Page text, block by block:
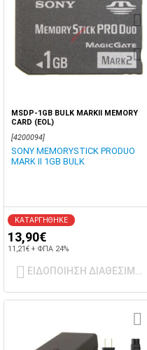
MSDP-1GB BULK MARKII MEMORY
CARD (EOL)
[4200094]
SONY MEMORYSTICK PRODUO
MARK II 1GB BULK
ΚΑΤΑΡΓΗΘΗΚΕ
13,90€
11,21€ + ΦΠΑ 24%
ΕΙΔΟΠΟΙΗΣΗ